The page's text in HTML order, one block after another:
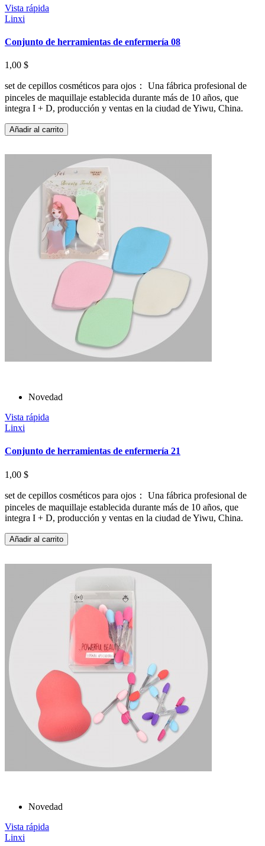
Vista rápida
Linxi
Conjunto de herramientas de enfermería 08
1,00 $
set de cepillos cosméticos para ojos： Una fábrica profesional de
pinceles de maquillaje establecida durante más de 10 años, que
integra I + D, producción y ventas en la ciudad de Yiwu, China.
Añadir al carrito
Novedad
Vista rápida
Linxi
Conjunto de herramientas de enfermería 21
1,00 $
set de cepillos cosméticos para ojos： Una fábrica profesional de
pinceles de maquillaje establecida durante más de 10 años, que
integra I + D, producción y ventas en la ciudad de Yiwu, China.
Añadir al carrito
Novedad
Vista rápida
Linxi